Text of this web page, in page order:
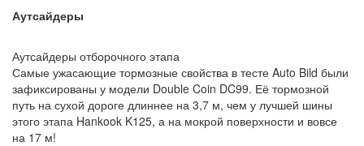
Аутсайдеры
Аутсайдеры отборочного этапа
Самые ужасающие тормозные свойства в тесте Auto Bild были
зафиксированы у модели Double Coin DC99. Её тормозной
путь на сухой дороге длиннее на 3,7 м, чем у лучшей шины
этого этапа Hankook K125, а на мокрой поверхности и вовсе
на 17 м!